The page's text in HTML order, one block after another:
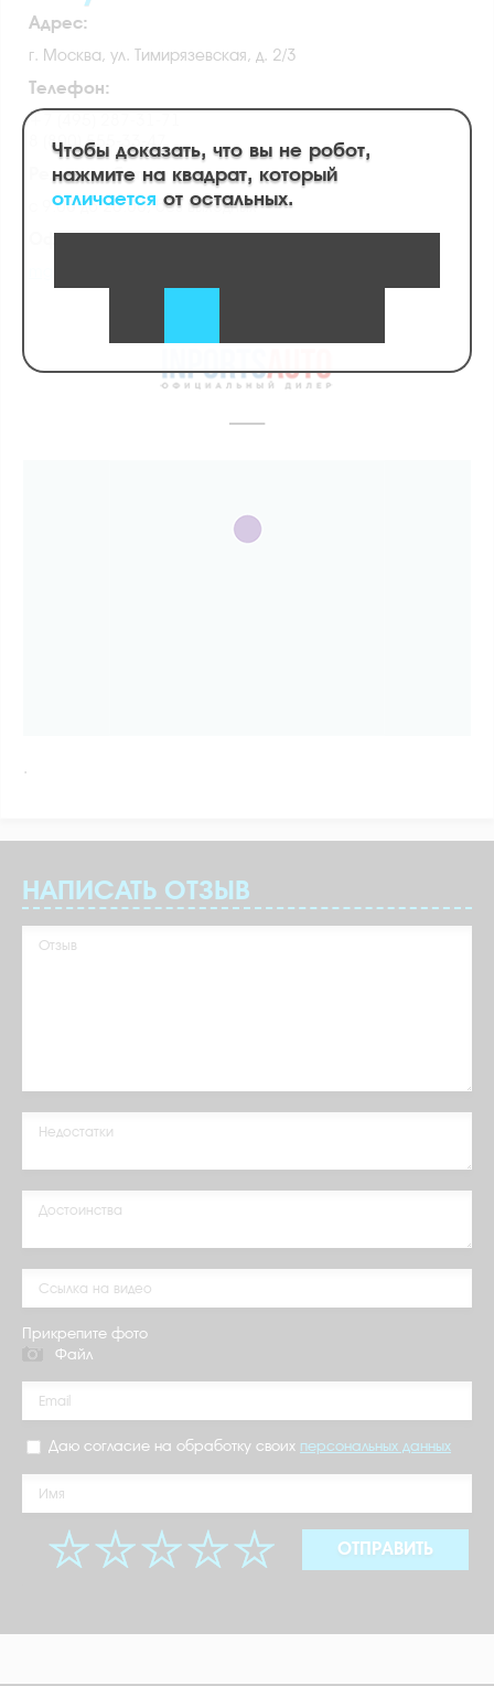
Адрес:
г. Москва, ул. Тимирязевская, д. 2/3
Телефон:
+7 (495) 287-31-71
8 (800) 555-33-47
Режим работы:
c 9:00 до 20:00, без выходных
Официальный сайт:
—
.
НАПИСАТЬ ОТЗЫВ
Прикрепите фото
Файл
Даю согласие на обработку своих персональных данных
ОТПРАВИТЬ
Чтобы доказать, что вы не робот,
нажмите на квадрат, который
отличается от остальных.